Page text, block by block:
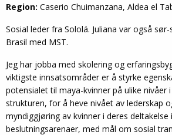
Region: Caserio Chuimanzana, Aldea el
Sosial leder fra Sololá. Juliana var også
Brasil med MST.
Jeg har jobba med skolering og
viktigste innsatsområder er å styrke
potensialet til maya-kvinner på ulike nivåer
strukturen, for å heve nivået av lederskap
myndiggjøring av kvinner i deres deltakelse
beslutningsarenaer, med mål om sosial